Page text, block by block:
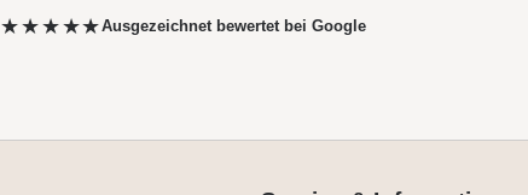
★★★★★Ausgezeichnet bewertetbei Google